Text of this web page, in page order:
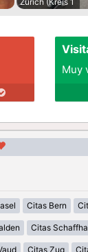
Muy
Citas Bern
Citas
Citas Zug